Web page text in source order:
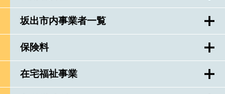
坂出市内事業者一覧
保険料
在宅福祉事業